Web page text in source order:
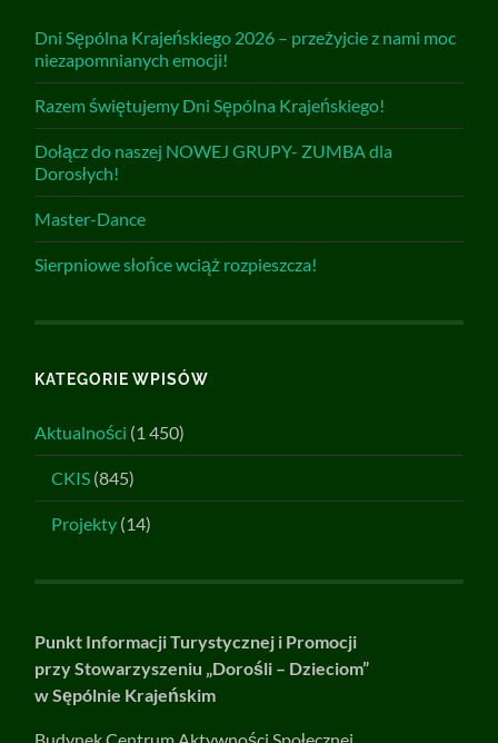
Dni Sępólna Krajeńskiego 2026 – przeżyjcie z nami moc
niezapomnianych emocji!
Razem świętujemy Dni Sępólna Krajeńskiego!
Dołącz do naszej NOWEJ GRUPY- ZUMBA dla
Dorosłych!
Master-Dance
Sierpniowe słońce wciąż rozpieszcza!
KATEGORIE WPISÓW
Aktualności (1 450)
CKIS (845)
Projekty (14)
Punkt Informacji Turystycznej i Promocji
przy Stowarzyszeniu „Dorośli – Dzieciom”
w Sępólnie Krajeńskim